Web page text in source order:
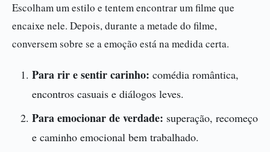
Escolham um estilo e tentem encontrar um filme que
encaixe nele. Depois, durante a metade do filme,
conversem sobre se a emoção está na medida certa.
Para rir e sentir carinho: comédia romântica,
encontros casuais e diálogos leves.
Para emocionar de verdade: superação, recomeço
e caminho emocional bem trabalhado.